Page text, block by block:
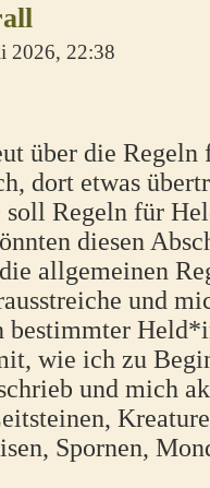
2026, 22:38
über die
dort etwas
soll Regeln für
diesen
allgemeinen
und
wie ich zu
und mich
Spornen,